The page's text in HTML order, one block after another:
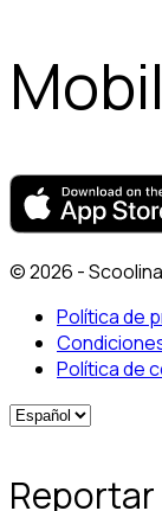
© 2026 -
Política de
Política de
Reportar